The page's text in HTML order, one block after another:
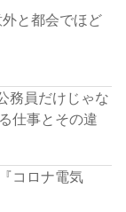
と都会でほど
務員だけじゃな
仕事とその違
コロナ電気